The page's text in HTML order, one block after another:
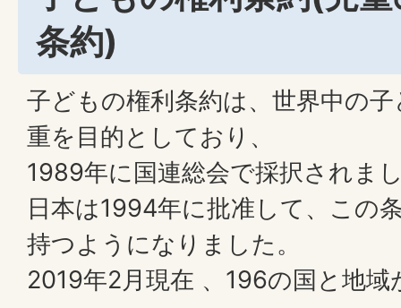
条約)
子どもの権利条約は、世界中の
重を目的としており、
1989年に国連総会で採択されま
日本は1994年に批准して、この
持つようになりました。
2019年2月現在 、196の国と地